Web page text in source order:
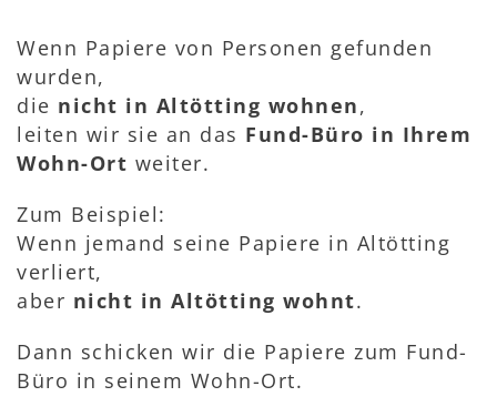
Wenn Papiere von Personen gefunden
wurden,
die nicht in Altötting wohnen,
leiten wir sie an das Fund-Büro in Ihrem
Wohn-Ort weiter.
Zum Beispiel:
Wenn jemand seine Papiere in Altötting
verliert,
aber nicht in Altötting wohnt.
Dann schicken wir die Papiere zum Fund-
Büro in seinem Wohn-Ort.